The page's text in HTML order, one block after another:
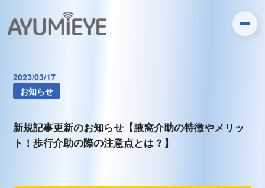
2023/03/17
お知らせ
新規記事更新のお知らせ【腋窩介助の特徴やメリッ
ト！歩行介助の際の注意点とは？】